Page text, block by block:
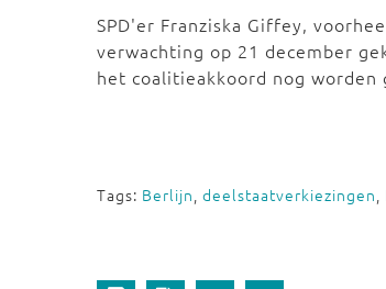
SPD'er Franziska Giffey,
verwachting op 21 december
het coalitieakkoord nog
Tags: Berlijn, deelstaatverkiezingen,